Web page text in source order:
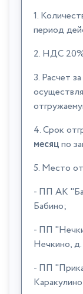
1.
период
2. НДС
3. Расчет
4. Срок
месяцпо
5. Место
- ПП АК
Бабино;
- ПП
Нечкино,
- ПП